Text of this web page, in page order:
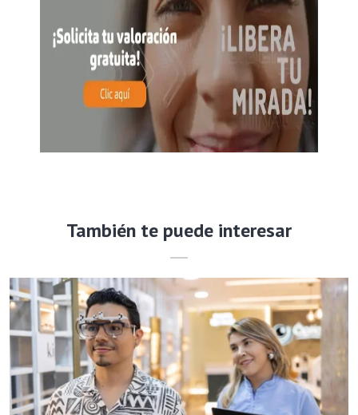
También te puede interesar